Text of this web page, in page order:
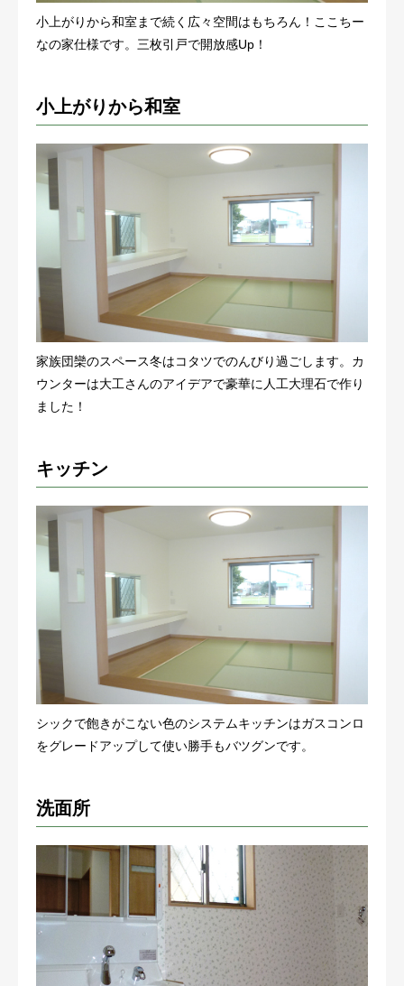
小上がりから和室まで続く広々空間はもちろん！ここちー
なの家仕様です。三枚引戸で開放感Up！
小上がりから和室
家族団欒のスペース冬はコタツでのんびり過ごします。カ
ウンターは大工さんのアイデアで豪華に人工大理石で作り
ました！
キッチン
シックで飽きがこない色のシステムキッチンはガスコンロ
をグレードアップして使い勝手もバツグンです。
洗面所